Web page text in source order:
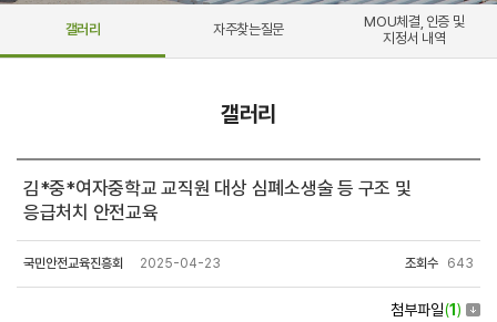
갤러리 자주찾는질문
MOU체결, 인증 및
지정서 내역
갤러리
김*중*여자중학교 교직원 대상 심폐소생술 등 구조 및
응급처치 안전교육
국민안전교육진흥회 2025-04-23 조회수 643
첨부파일(1 )